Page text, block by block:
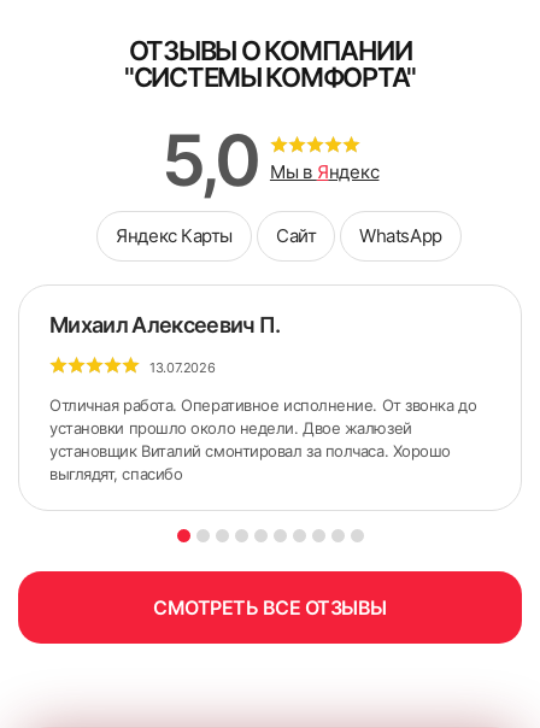
ОТЗЫВЫ О КОМПАНИИ
"СИСТЕМЫ КОМФОРТА"
5,0 Мы в Яндекс
Яндекс Карты Сайт WhatsApp
Михаил Алексеевич П.
13.07.2026
Отличная работа. Оперативное исполнение. От звонка до
установки прошло около недели. Двое жалюзей
установщик Виталий смонтировал за полчаса. Хорошо
выглядят, спасибо
СМОТРЕТЬ ВСЕ ОТЗЫВЫ